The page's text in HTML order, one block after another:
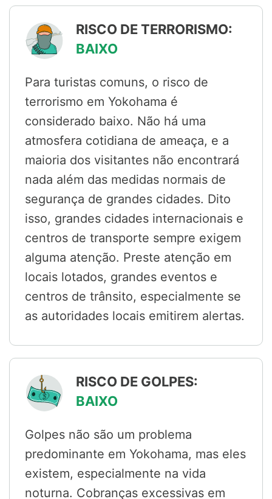
RISCO DE TERRORISMO:
BAIXO
Para turistas comuns, o risco de
terrorismo em Yokohama é
considerado baixo. Não há uma
atmosfera cotidiana de ameaça, e a
maioria dos visitantes não encontrará
nada além das medidas normais de
segurança de grandes cidades. Dito
isso, grandes cidades internacionais e
centros de transporte sempre exigem
alguma atenção. Preste atenção em
locais lotados, grandes eventos e
centros de trânsito, especialmente se
as autoridades locais emitirem alertas.
RISCO DE GOLPES:
BAIXO
Golpes não são um problema
predominante em Yokohama, mas eles
existem, especialmente na vida
noturna. Cobranças excessivas em